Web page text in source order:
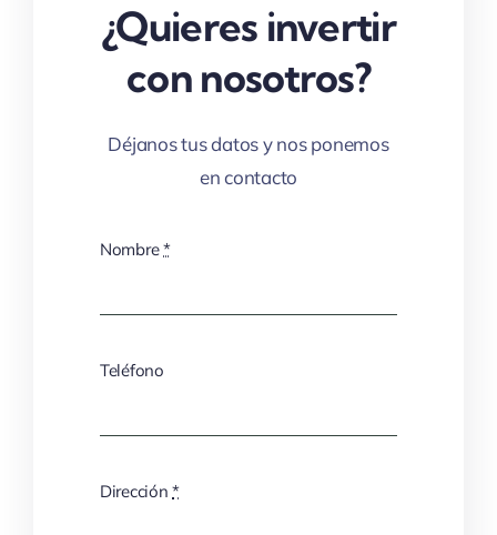
¿Quieres invertir
con nosotros?
Déjanos tus datos y nos ponemos
en contacto
Nombre*
Teléfono
Dirección*